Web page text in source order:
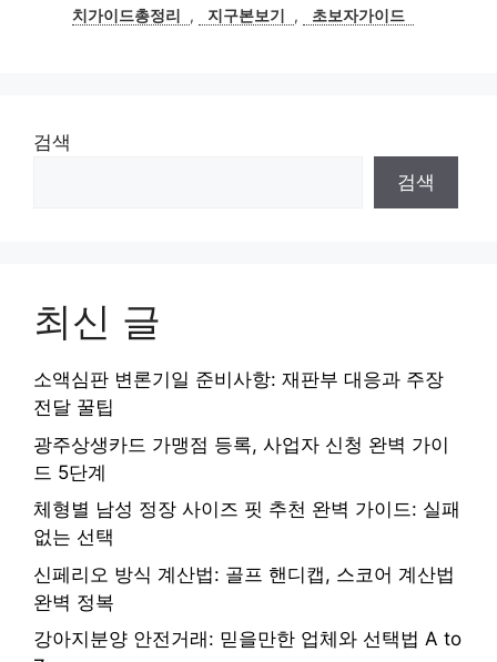
치가이드총정리
, 지구본보기 , 초보자가이드
검색
검색
최신 글
소액심판 변론기일 준비사항: 재판부 대응과 주장
전달 꿀팁
광주상생카드 가맹점 등록, 사업자 신청 완벽 가이
드 5단계
체형별 남성 정장 사이즈 핏 추천 완벽 가이드: 실패
없는 선택
신페리오 방식 계산법: 골프 핸디캡, 스코어 계산법
완벽 정복
강아지분양 안전거래: 믿을만한 업체와 선택법 A to